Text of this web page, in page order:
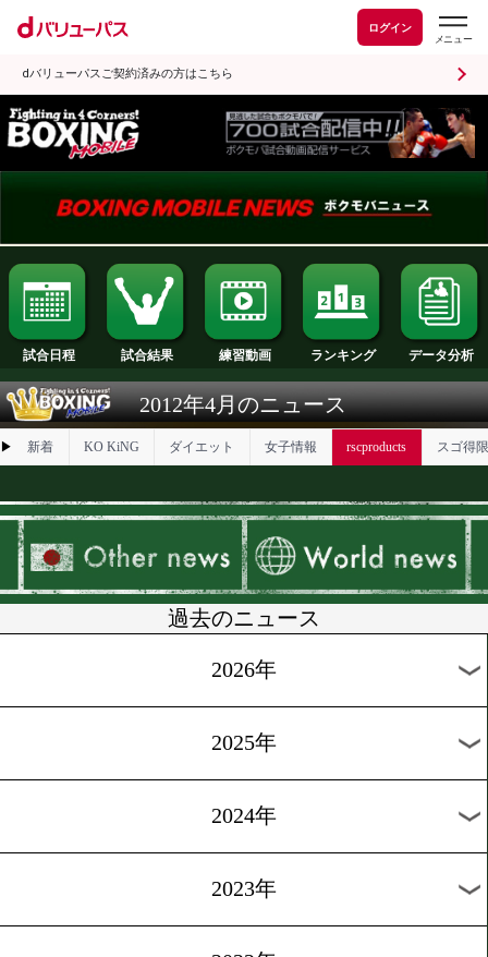
ログイン
dバリューパスご契約済みの方はこちら
試合日程 試合結果 練習動画 ランキング
新着 ダイエット
過去のニュース
2026年
2025年